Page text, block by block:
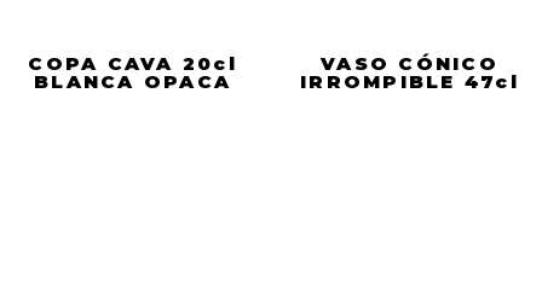
COPA CAVA 20cl
BLANCA OPACA
VASO CÓNICO
IRROMPIBLE 47cl